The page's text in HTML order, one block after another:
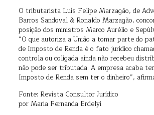
O tributarista Luís Felipe Marzagão, de
Barros Sandoval & Ronaldo Marzagão,
posição dos ministros Marco Aurélio e
“O que autoriza a União a tomar parte do
de Imposto de Renda é o fato jurídico
controla ou coligada ainda não recebeu
não pode ser tributada. A empresa acaba
Imposto de Renda sem ter o dinheiro”,
Fonte: Revista Consultor Jurídico
por Maria Fernanda Erdelyi